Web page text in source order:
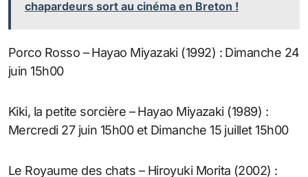
chapardeurs sort au cinéma en Breton !
Porco Rosso – Hayao Miyazaki (1992) : Dimanche 24
juin 15h00
Kiki, la petite sorcière – Hayao Miyazaki (1989) :
Mercredi 27 juin 15h00 et Dimanche 15 juillet 15h00
Le Royaume des chats – Hiroyuki Morita (2002) :